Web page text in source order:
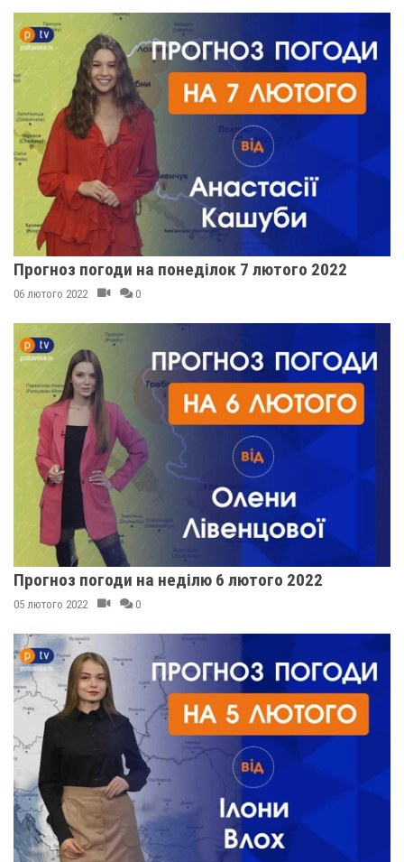
Прогноз погоди на понеділок 7 лютого 2022
06 лютого 2022 0
Прогноз погоди на неділю 6 лютого 2022
05 лютого 2022 0